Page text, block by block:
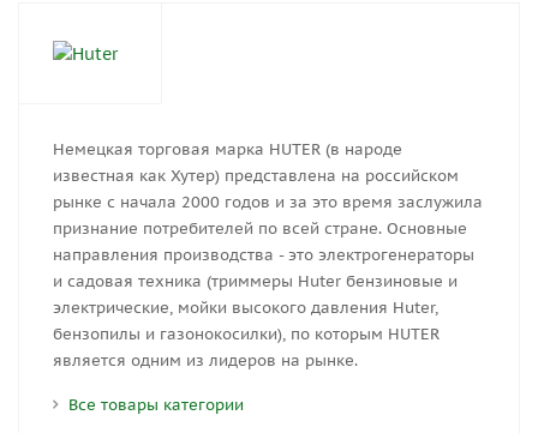
Немецкая торговая марка HUTER (в народе
известная как Хутер) представлена на российском
рынке с начала 2000 годов и за это время заслужила
признание потребителей по всей стране. Основные
направления производства - это электрогенераторы
и садовая техника (триммеры Huter бензиновые и
электрические, мойки высокого давления Huter,
бензопилы и газонокосилки), по которым HUTER
является одним из лидеров на рынке.
Все товары категории